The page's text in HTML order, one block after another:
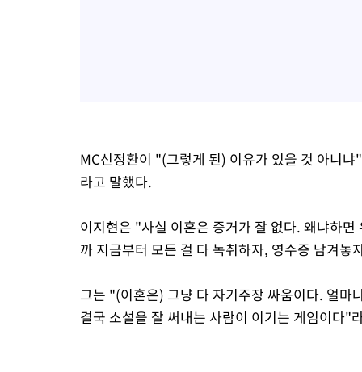
MC신정환이 "(그렇게 된) 이유가 있을 것 아니
라고 말했다.
이지현은 "사실 이혼은 증거가 잘 없다. 왜냐하
까 지금부터 모든 걸 다 녹취하자, 영수증 남겨
그는 "(이혼은) 그냥 다 자기주장 싸움이다. 얼마
결국 소설을 잘 써내는 사람이 이기는 게임이다"